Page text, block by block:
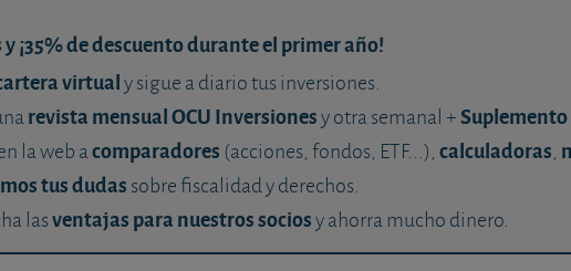
y ¡35% de descuento durante el primer año!
virtualy sigue a diario tus inversiones.
revista mensual OCU Inversionesy otra semanal +Suplemento
la web acomparadores (acciones, fondos, ETF...), calculadoras,
tus dudas sobre fiscalidad y derechos.
lasventajas para nuestros sociosy ahorra mucho dinero.